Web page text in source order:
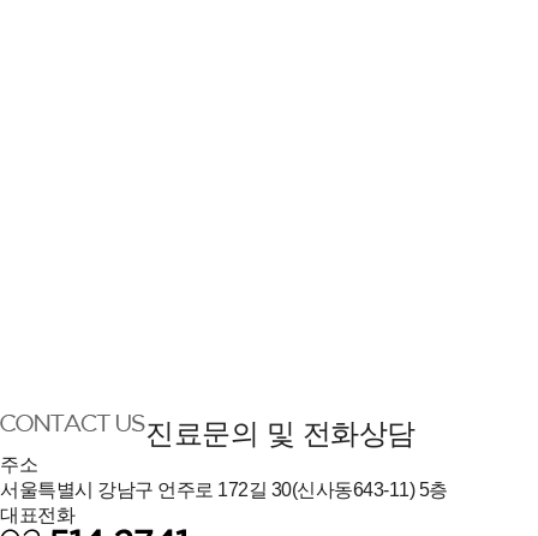
진료문의 및 전화상담
주소
서울특별시 강남구 언주로 172길 30(신사동643-11) 5층
대표전화